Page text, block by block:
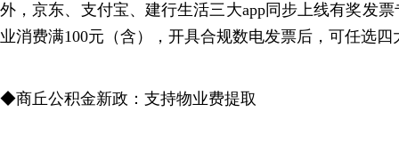
外，京东、支付宝、建行生活三大app同步上线有奖发
业消费满100元（含），开具合规数电发票后，可任选
◆商丘公积金新政：支持物业费提取